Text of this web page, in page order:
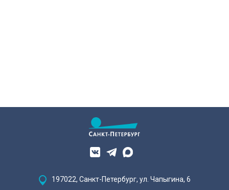
197022, Санкт-Петербург, ул. Чапыгина, 6